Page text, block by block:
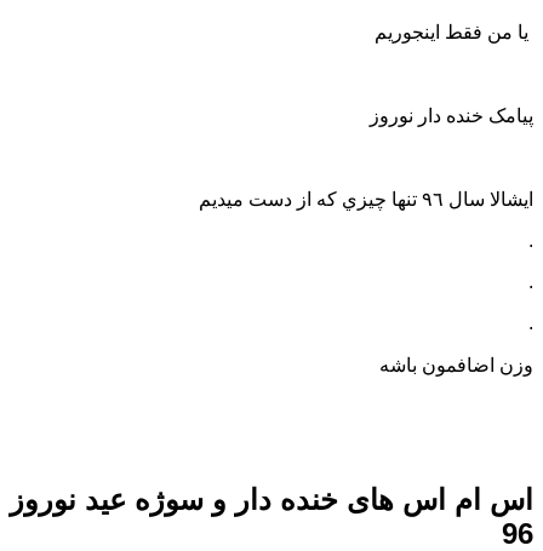
یا من فقط اینجوریم
پیامک خنده دار نوروز
‏ايشالا سال ٩٦ تنها چيزي كه از دست ميديم
.
.
.
وزن اضافمون باشه
اس ام اس های خنده دار و سوژه عید نوروز
96